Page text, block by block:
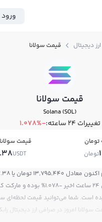
ورود
دیجیتال قیمت سولانا
قیمت سولانا
Solana (SOL)
تغییرات ۲۴ ساعته: -1.078%
تومان
تومان
قیمت
USDT
تغییرات قیمت سولانا طی 24 ساعت اخیر -1.078%
دلار رسیده است. شما می‌توانید قیمت
سولانا امروز در صرافی ارز دیجیتال